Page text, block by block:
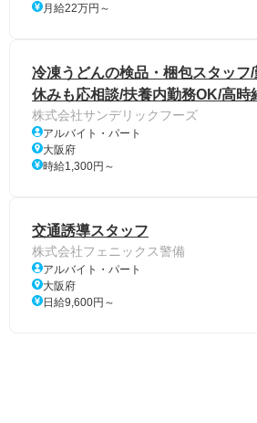
月給22万円～
冷凍うどんの検品・梱包スタッフ
休みも応相談/扶養内勤務OK/高時
株式会社サンデリックフーズ
アルバイト・パート
大阪府
時給1,300円～
交通誘導スタッフ
株式会社フェニックス警備
アルバイト・パート
大阪府
日給9,600円～